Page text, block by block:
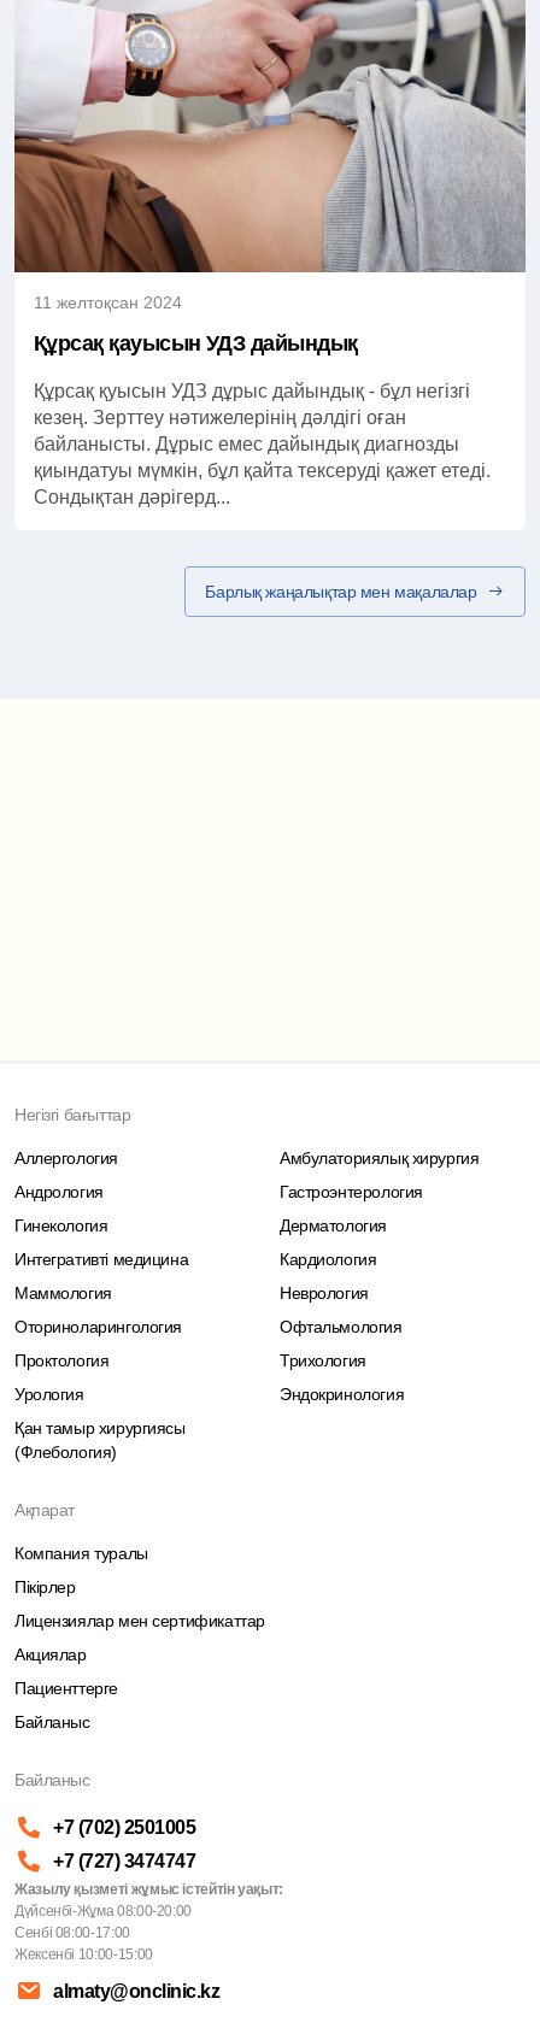
11 желтоқсан 2024
Құрсақ қауысын УДЗ дайындық
Құрсақ қуысын УДЗ дұрыс дайындық - бұл негізгі
кезең. Зерттеу нәтижелерінің дәлдігі оған
байланысты. Дұрыс емес дайындық диагнозды
қиындатуы мүмкін, бұл қайта тексеруді қажет етеді.
Сондықтан дәрігерд...
Барлық жаңалықтар мен мақалалар
Негізгі бағыттар
Аллергология
Амбулаториялық хирургия
Андрология
Гастроэнтерология
Гинекология
Дерматология
Интегративті медицина
Кардиология
Маммология
Неврология
Оториноларингология
Офтальмология
Проктология
Трихология
Урология
Эндокринология
Қан тамыр хирургиясы
(Флебология)
Ақпарат
Компания туралы
Пікірлер
Лицензиялар мен сертификаттар
Акциялар
Пациенттерге
Байланыс
Байланыс
+7 (702) 2501005
+7 (727) 3474747
Жазылу қызметі жұмыс істейтін уақыт:
Дүйсенбі-Жұма 08:00-20:00
Сенбі 08:00-17:00
Жексенбі 10:00-15:00
almaty@onclinic.kz